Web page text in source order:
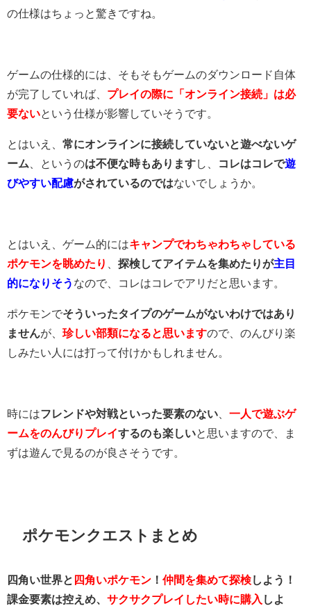
の仕様はちょっと驚きですね。
ゲームの仕様的には、そもそもゲームのダウンロード自体
が完了していれば、 プレイの際に「オンライン接続」は必
要ないという仕様が影響していそうです。
とはいえ、 常にオンラインに接続していないと遊べないゲ
ーム 、というのは不便な時もありますし、 コレはコレで遊
びやすい配慮がされているのではないでしょうか。
とはいえ、ゲーム的にはキャンプでわちゃわちゃしている
ポケモンを眺めたり
探検してアイテムを集めたりが主目
的になりそう なので、コレはコレでアリだと思います。
ポケモンでそういったタイプのゲームがないわけではあり
ませんが、 珍しい部類になると思いますので、のんびり楽
しみたい人には打って付けかもしれません。
時にはフレンドや対戦といった要素のない
一人で遊ぶゲ
ームをのんびりプレイするのも楽しいと思いますので、ま
ずは遊んで見るのが良さそうです。
ポケモンクエストまとめ
四角い世界と 四角いポケモン ！ 仲間を集めて探検しよう！
課金要素は控えめ、 サクサクプレイしたい時に購入 しよ